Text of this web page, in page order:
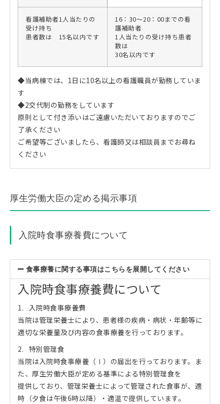
看護補助者1人当たりの
受け持ち
患者数は 15名以内です
16：30～20：00までの看
護補助者
1人当たりの受け持ち患者
数は
30名以内です
◆当病棟では、1日に10名以上の看護職員が勤務していま
す
◆2交代制の勤務をしています
原則として付き添いはご遠慮いただいておりますのでご
了承ください
ご希望等ございましたら、看護師又は相談員までお尋ね
ください
厚生労働大臣の定める掲示事項
入院時食事療養費について
食事療養に関する事項はこちらを展開してください
入院時食事療養費について
1. 入院時食事療養費
当院は管理栄養士により、患者様の疾病・病状・年齢等に
適切な栄養量及び内容の食事療養を行っております。
2. 特別管理食
当院は入院時食事療養（Ⅰ）の届出を行っております。ま
た、厚生労働大臣が定める基準による特別管理食を
提供しており、管理栄養士によって管理された食事が、適
時（夕食は午後6時以降）・適温で提供しています。